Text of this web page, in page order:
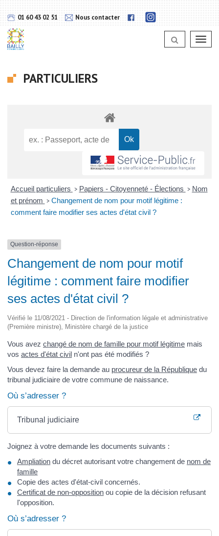
01 60 43 02 51 Nous contacter
Lien
notra
Instagram
PARTICULIERS
Accueil particuliers > Papiers - Citoyenneté - Élections > Nom
et prénom > Changement de nom pour motif légitime :
comment faire modifier ses actes d'état civil ?
Question-réponse
Changement de nom pour motif
légitime : comment faire modifier
ses actes d'état civil ?
Vérifié le 11/08/2021 - Direction de l'information légale et administrative
(Première ministre), Ministère chargé de la justice
Vous avez changé de nom de famille pour motif légitime mais
vos actes d'état civil n'ont pas été modifiés ?
Vous devez faire la demande au procureur de la République du
tribunal judiciaire de votre commune de naissance.
Où s’adresser ?
Tribunal judiciaire
Joignez à votre demande les documents suivants :
Ampliation du décret autorisant votre changement de nom de
famille
Copie des actes d'état-civil concernés.
Certificat de non-opposition ou copie de la décision refusant
l'opposition.
Où s’adresser ?